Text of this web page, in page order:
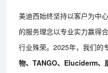
美迪西始终坚持以客户为中
的服务理念以专业实力赢得
行业殊荣。2025年，我们的
物、TANGO、Eluciderm、